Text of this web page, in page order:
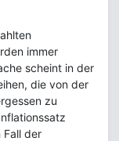
immer
scheint in der
die von der
zu
Fall der